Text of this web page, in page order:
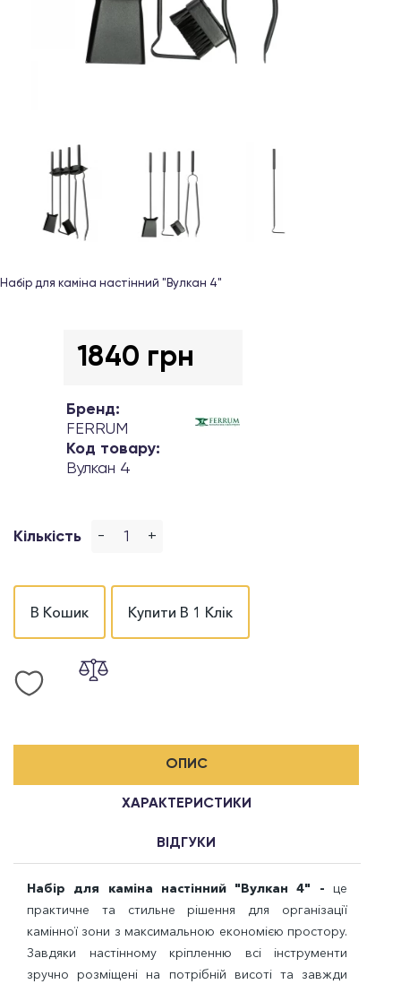
Набір для каміна настінний "Вулкан 4"
1840 грн
Бренд:
FERRUM
Код товару:
Вулкан 4
Кількість - +
В Кошик Купити В 1 Клік
ОПИС
ХАРАКТЕРИСТИКИ
ВІДГУКИ
Набір для каміна настінний "Вулкан 4" - це
практичне та стильне рішення для організації
камінної зони з максимальною економією простору.
Завдяки настінному кріпленню всі інструменти
зручно розміщені на потрібній висоті та завжди